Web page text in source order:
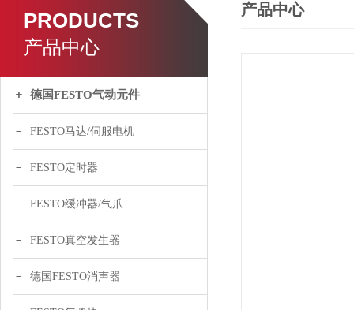
PRODUCTS
产品中心
德国FESTO气动元件
FESTO马达/伺服电机
FESTO定时器
FESTO缓冲器/气爪
FESTO真空发生器
德国FESTO消声器
产品中心